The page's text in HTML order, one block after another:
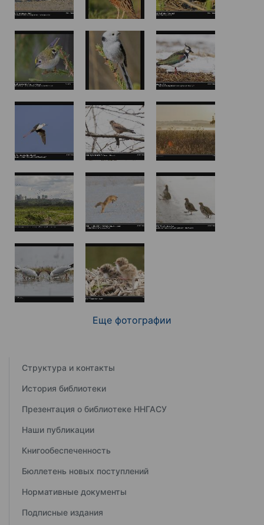
Еще фотографии
Структура и контакты
История библиотеки
Презентация о библиотеке ННГАСУ
Наши публикации
Книгообеспеченность
Бюллетень новых поступлений
Нормативные документы
Подписные издания